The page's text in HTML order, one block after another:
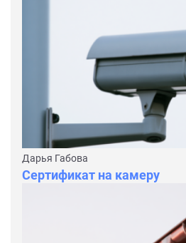
Дарья Габова
Сертификат на камеру